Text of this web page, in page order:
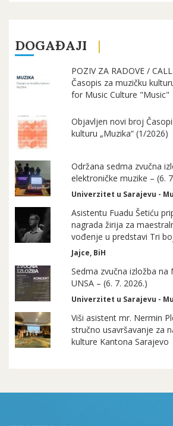
DOGAĐAJI
POZIV ZA RADOVE /
Časopis za muzičku
for Music Culture "Music"
Objavljen novi broj
kulturu „Muzika“ (1/2026)
Održana sedma zvučna
elektroničke muzike – (6.
Univerzitet u Sarajevu -
Asistentu Fuadu Šetiću
nagrada žirija za
vođenje u predstavi Tri
Jajce, BiH
Sedma zvučna izložba na
UNSA – (6. 7. 2026.)
Univerzitet u Sarajevu -
Viši asistent mr. Nermin
stručno usavršavanje za
kulture Kantona Sarajevo